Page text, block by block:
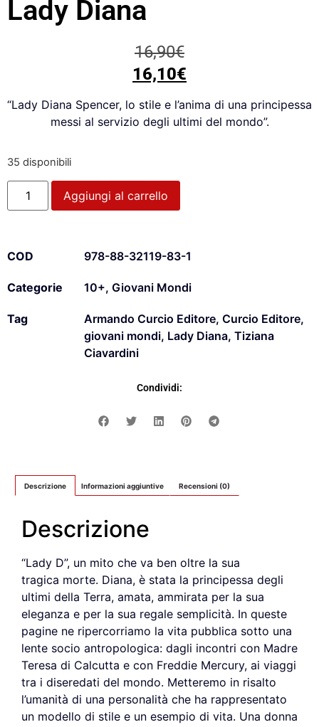
Lady Diana
16,90€
16,10€
“Lady Diana Spencer, lo stile e l’anima di una principessa
messi al servizio degli ultimi del mondo”.
35 disponibili
Aggiungi al carrello
COD 978-88-32119-83-1
Categorie 10+, Giovani Mondi
Tag Armando Curcio Editore, Curcio Editore,
giovani mondi, Lady Diana, Tiziana
Ciavardini
Condividi:
Descrizione Informazioni aggiuntive Recensioni (0)
Descrizione
“Lady D”, un mito che va ben oltre la sua
tragica morte. Diana, è stata la principessa degli
ultimi della Terra, amata, ammirata per la sua
eleganza e per la sua regale semplicità. In queste
pagine ne ripercorriamo la vita pubblica sotto una
lente socio antropologica: dagli incontri con Madre
Teresa di Calcutta e con Freddie Mercury, ai viaggi
tra i diseredati del mondo. Metteremo in risalto
l’umanità di una personalità che ha rappresentato
un modello di stile e un esempio di vita. Una donna